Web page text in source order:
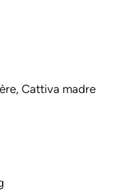
Cattiva madre